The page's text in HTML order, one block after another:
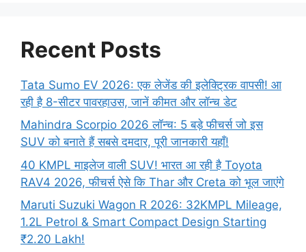
Recent Posts
Tata Sumo EV 2026: एक लेजेंड की इलेक्ट्रिक वापसी! आ
रही है 8-सीटर पावरहाउस, जानें कीमत और लॉन्च डेट
Mahindra Scorpio 2026 लॉन्च: 5 बड़े फीचर्स जो इस
SUV को बनाते हैं सबसे दमदार, पूरी जानकारी यहाँ!
40 KMPL माइलेज वाली SUV! भारत आ रही है Toyota
RAV4 2026, फीचर्स ऐसे कि Thar और Creta को भूल जाएंगे
Maruti Suzuki Wagon R 2026: 32KMPL Mileage,
1.2L Petrol & Smart Compact Design Starting
₹2.20 Lakh!